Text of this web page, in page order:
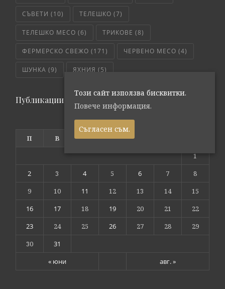
СЪВЕТИ (10) ТЕЛЕШКО (7)
ТЕЛЕШКО МЕСО (6) ТРИКОВЕ (8)
ФЕРМЕРСКО СВЕЖО (171) ЧЕРВЕНО МЕСО (4)
ШУНКА (9) ЯХНИЯ (5)
Публикации по дата
юли 2018
П В С Ч
« юни авг. »
1
2
3 4 5 6 7
8
9
10 11 12 13 14
15
16
17 18 19 20 21
22
23
24 25 26 27 28
29
30
31
Този сайт използва бисквитки.
Повече информация.
Съгласен съм.